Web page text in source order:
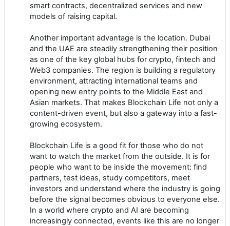
smart contracts, decentralized services and new
models of raising capital.
Another important advantage is the location. Dubai
and the UAE are steadily strengthening their position
as one of the key global hubs for crypto, fintech and
Web3 companies. The region is building a regulatory
environment, attracting international teams and
opening new entry points to the Middle East and
Asian markets. That makes Blockchain Life not only a
content-driven event, but also a gateway into a fast-
growing ecosystem.
Blockchain Life is a good fit for those who do not
want to watch the market from the outside. It is for
people who want to be inside the movement: find
partners, test ideas, study competitors, meet
investors and understand where the industry is going
before the signal becomes obvious to everyone else.
In a world where crypto and AI are becoming
increasingly connected, events like this are no longer